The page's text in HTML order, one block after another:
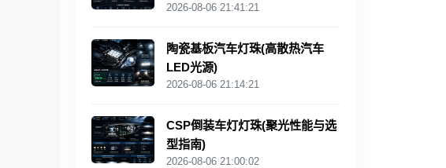
2026-08-06 21:41:21
陶瓷基板汽车灯珠(高散热汽车
LED光源)
2026-08-06 21:14:21
CSP倒装车灯灯珠(聚光性能与选
型指南)
2026-08-06 21:00:02